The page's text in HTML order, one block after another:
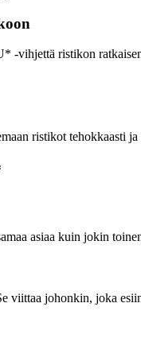
-vihjettä ristikon
ristikot tehokkaasti
asiaa kuin jokin
viittaa johonkin, joka